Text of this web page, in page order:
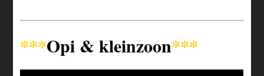
***Opi & kleinzoon***